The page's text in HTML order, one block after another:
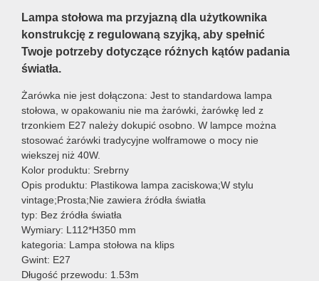
Lampa stołowa ma przyjazną dla użytkownika
konstrukcję z regulowaną szyjką, aby spełnić
Twoje potrzeby dotyczące różnych kątów padania
światła.
Żarówka nie jest dołączona: Jest to standardowa lampa
stołowa, w opakowaniu nie ma żarówki, żarówkę led z
trzonkiem E27 należy dokupić osobno. W lampce można
stosować żarówki tradycyjne wolframowe o mocy nie
wiekszej niż 40W.
Kolor produktu: Srebrny
Opis produktu: Plastikowa lampa zaciskowa;W stylu
vintage;Prosta;Nie zawiera źródła światła
typ: Bez źródła światła
Wymiary: L112*H350 mm
kategoria: Lampa stołowa na klips
Gwint: E27
Długość przewodu: 1.53m